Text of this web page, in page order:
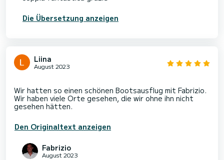
Die Übersetzung anzeigen
Liina
August 2023
Wir hatten so einen schönen Bootsausflug mit Fabrizio.
Wir haben viele Orte gesehen, die wir ohne ihn nicht
Den Originaltext anzeigen
Fabrizio
August 2023